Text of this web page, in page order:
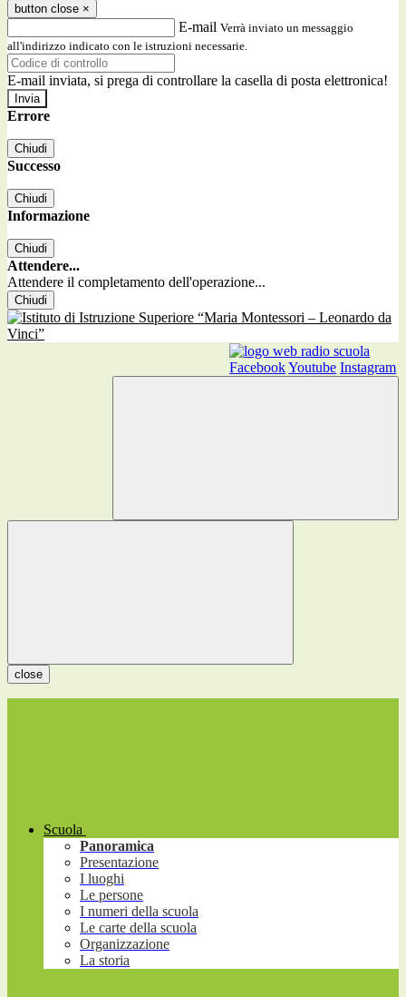
button close ×
E-mail Verrà inviato un messaggio
all'indirizzo indicato con le istruzioni necessarie.
E-mail inviata, si prega di controllare la casella di posta elettronica!
Errore
Chiudi
Successo
Chiudi
Informazione
Chiudi
Attendere...
Attendere il completamento dell'operazione...
Chiudi
FacebookYoutube Instagram
close
Scuola
Panoramica
Presentazione
I luoghi
Le persone
I numeri della scuola
Le carte della scuola
Organizzazione
La storia